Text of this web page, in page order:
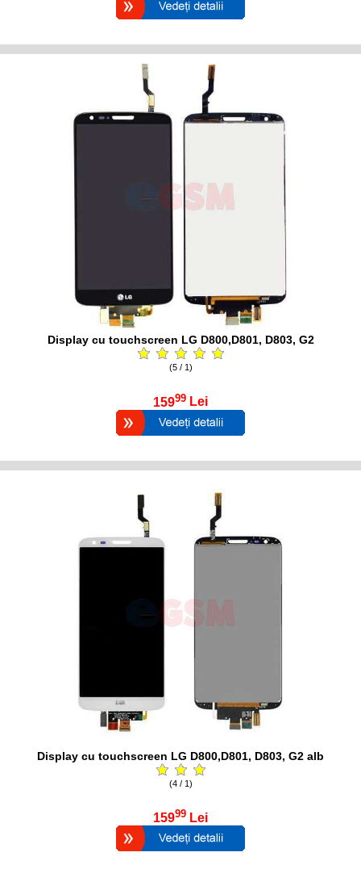
Display cu touchscreen LG D800,D801, D803, G2
(5 / 1)
15999 Lei
Display cu touchscreen LG D800,D801, D803, G2 alb
(4 / 1)
15999 Lei